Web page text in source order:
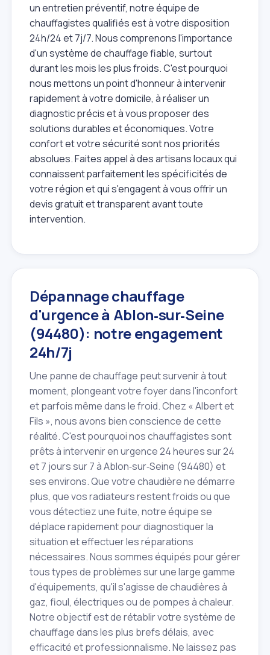
un entretien préventif, notre équipe de
chauffagistes qualifiés est à votre disposition
24h/24 et 7j/7. Nous comprenons l'importance
d'un système de chauffage fiable, surtout
durant les mois les plus froids. C'est pourquoi
nous mettons un point d'honneur à intervenir
rapidement à votre domicile, à réaliser un
diagnostic précis et à vous proposer des
solutions durables et économiques. Votre
confort et votre sécurité sont nos priorités
absolues. Faites appel à des artisans locaux qui
connaissent parfaitement les spécificités de
votre région et qui s'engagent à vous offrir un
devis gratuit et transparent avant toute
intervention.
Dépannage chauffage
d'urgence à Ablon‑sur‑Seine
(94480): notre engagement
24h/7j
Une panne de chauffage peut survenir à tout
moment, plongeant votre foyer dans l'inconfort
et parfois même dans le froid. Chez « Albert et
Fils », nous avons bien conscience de cette
réalité. C'est pourquoi nos chauffagistes sont
prêts à intervenir en urgence 24 heures sur 24
et 7 jours sur 7 à Ablon‑sur‑Seine (94480) et
ses environs. Que votre chaudière ne démarre
plus, que vos radiateurs restent froids ou que
vous détectiez une fuite, notre équipe se
déplace rapidement pour diagnostiquer la
situation et effectuer les réparations
nécessaires. Nous sommes équipés pour gérer
tous types de problèmes sur une large gamme
d'équipements, qu'il s'agisse de chaudières à
gaz, fioul, électriques ou de pompes à chaleur.
Notre objectif est de rétablir votre système de
chauffage dans les plus brefs délais, avec
efficacité et professionnalisme. Ne laissez pas